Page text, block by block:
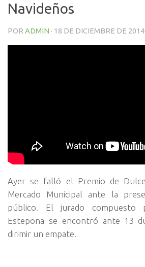
Navideños
POR ADMIN · 18 DE DICIEMBRE DE 2014
Ayer se falló el Premio de
Mercado Municipal ante la
público. El jurado compuesto
Estepona se encontró ante 13
dirimir un empate.